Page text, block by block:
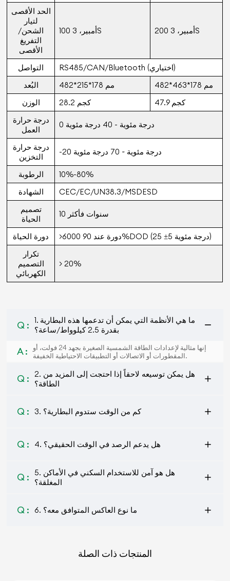
الحد الأقصى
لتيار
الشحن/
التفريغ
الأقصى
100 أمبير، 3S 200 أمبير، 3S
التواصل
RS485/CAN/Bluetooth (اختياري)
البُعد
482*215*178 مم
482*463*178 مم
الوزن
28.2 كجم
47.9 كجم
درجة حرارة
العمل
0 درجة مئوية - 40 درجة مئوية
درجة حرارة
التخزين
-20 درجة مئوية ~ 70 درجة مئوية
الرطوبة
10%-80%
الشهادة
CEC/EC/UN38.3/MSDESD
تصميم
الحياة
10 سنوات فأكثر
دورة الحياة
>6000 دورة عند 90%DOD (25 ±5 درجة مئوية)
تكرار
التصميم
الكهربائي
> 20%
Q :
1. ما هي الأنظمة التي يمكن أن تدعمها هذه البطارية
بقدرة 2.5 كيلوواط/ساعة؟
A :
إنها مثالية لإعدادات الطاقة الشمسية الصغيرة بجهد 24 فولت، أو
المقطورات أو الاتصالات أو التطبيقات الاحتياطية الخفيفة.
Q :
2. هل يمكن توسيعه لاحقاً إذا احتجت إلى المزيد من
الطاقة؟
Q : 3. كم من الوقت ستدوم البطارية؟
Q : 4. هل يدعم الرصد في الوقت الحقيقي؟
Q :
5. هل هو آمن للاستخدام السكني في الأماكن
المغلقة؟
Q : 6. ما نوع العاكس المتوافق معه؟
المنتجات ذات الصلة